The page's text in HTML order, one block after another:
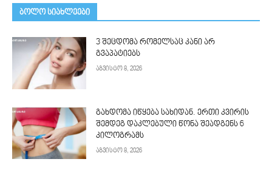
ᲑᲝᲚᲝ ᲡᲘᲐᲮᲚᲔᲔᲑᲘ
3 შეცდომა რომელსაც კანი არ
გვაპატიებს
აგვისტო 8, 2026
გახდომა იწყება სახიდან. ერთი კვირის
შემდეგ დაკლებული წონა შეადგენს 6
კილოგრამს
აგვისტო 8, 2026